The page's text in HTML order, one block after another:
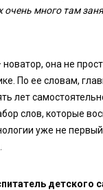
очень много там
она не
По ее словам,
лет
слов, которые
уже не
детского